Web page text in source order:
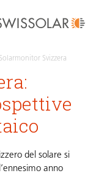
Solarmonitor Svizzera
del solare si
anno